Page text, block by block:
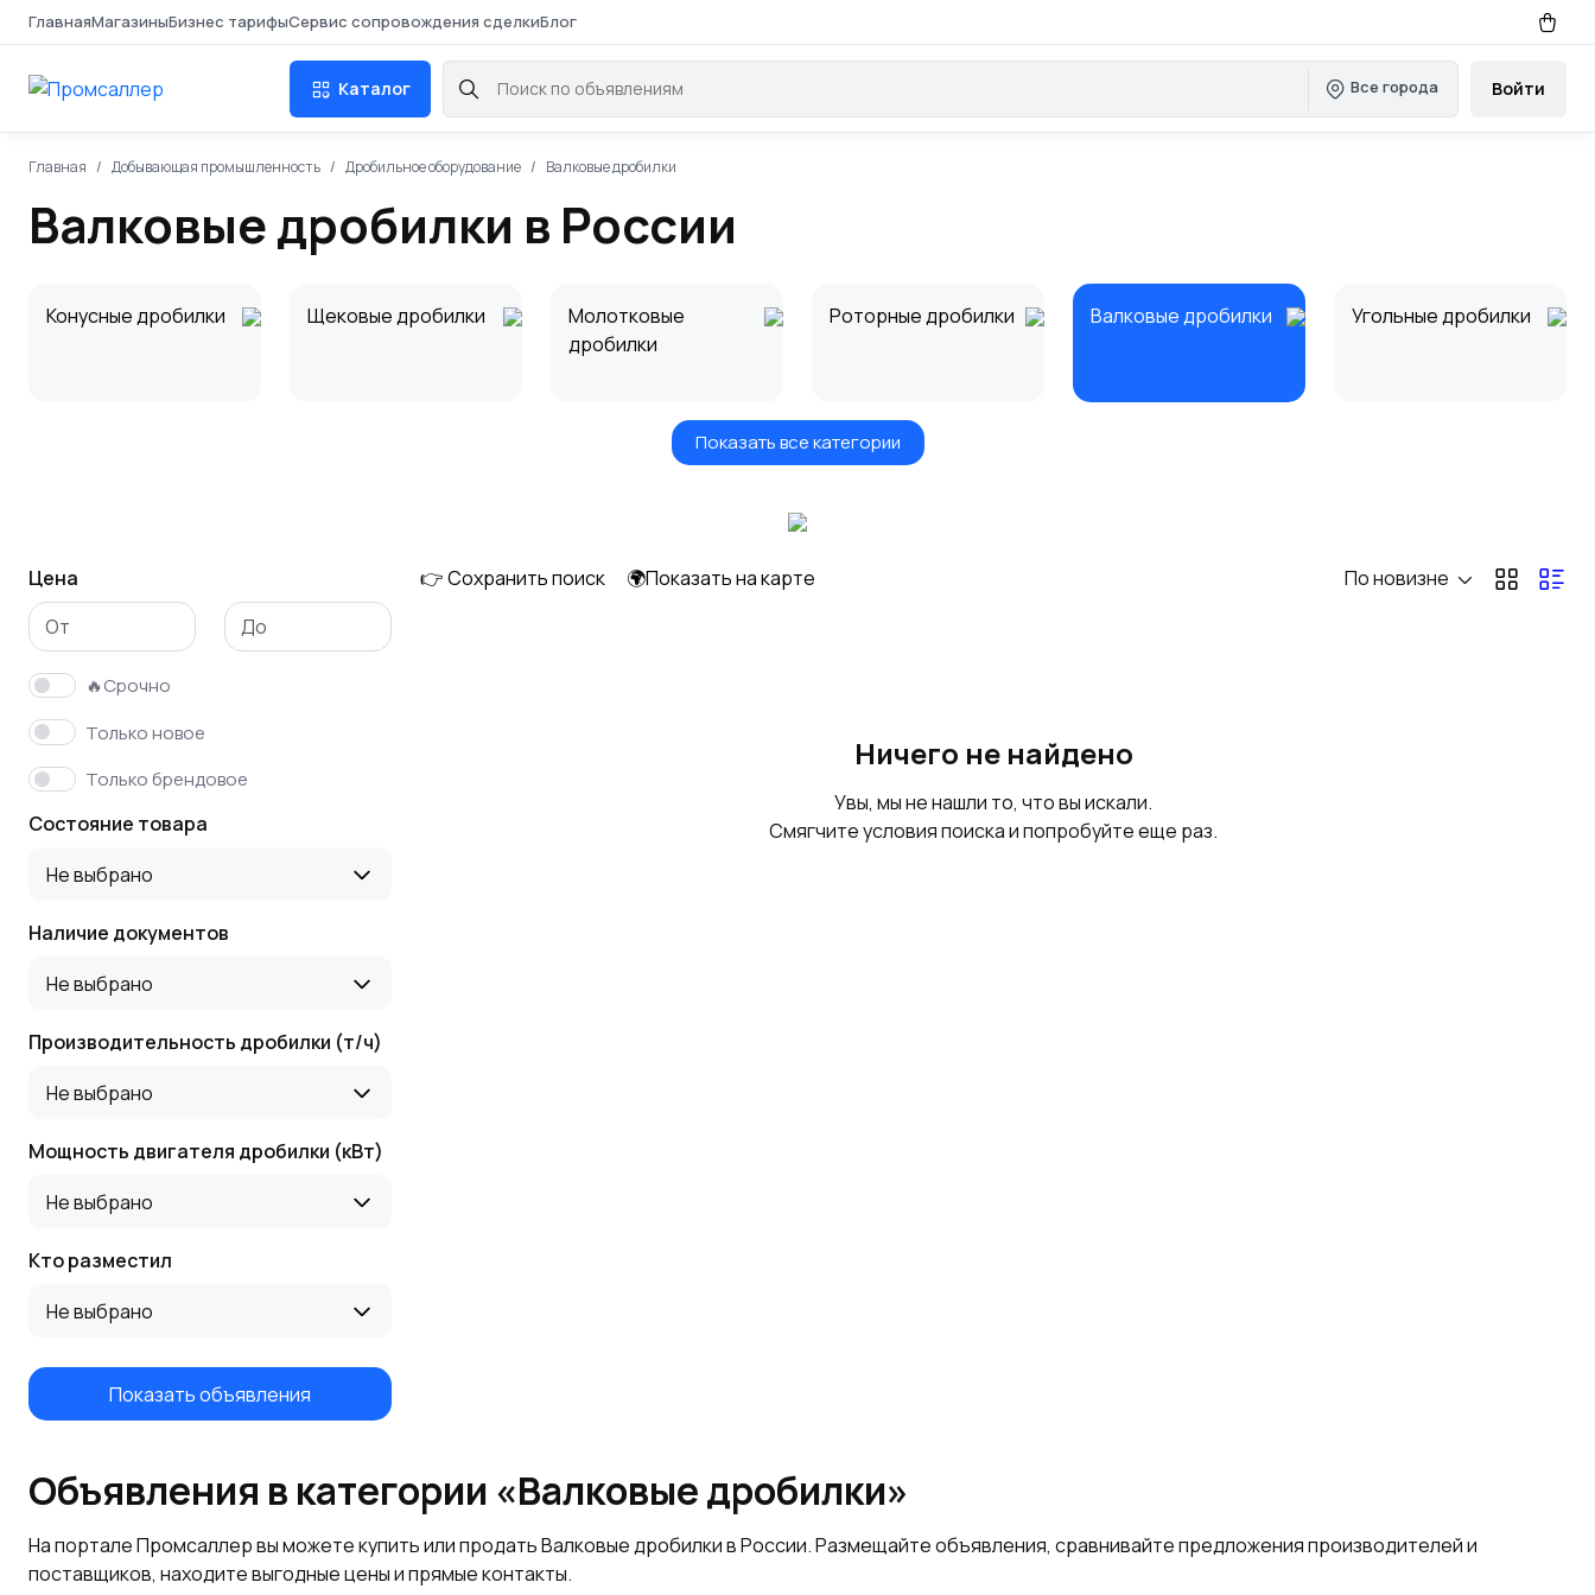
ГлавнаяМагазиныБизнес тарифыСервис сопровождения сделкиБлог
Каталог Все города Войти
Главная Добывающая промышленность Дробильное оборудование Валковые дробилки
Валковые дробилки в России
Конусные дробилки Щековые дробилки
Молотковые
дробилки
Роторные дробилки Валковые дробилки Угольные дробилки
Показать все категории
Цена
🔥Срочно
Только новое
Только брендовое
Состояние товара
Не выбрано
Наличие документов
Не выбрано
Производительность дробилки (т/ч)
Не выбрано
Мощность двигателя дробилки (кВт)
Не выбрано
Кто разместил
Не выбрано
Показать объявления
👉 Сохранить поиск 🌍Показать на карте По новизне
Ничего не найдено
Увы, мы не нашли то, что вы искали.
Смягчите условия поиска и попробуйте еще раз.
Объявления в категории «Валковые дробилки»
На портале Промсаллер вы можете купить или продать Валковые дробилки в России. Размещайте объявления, сравнивайте предложения производителей и
поставщиков, находите выгодные цены и прямые контакты.